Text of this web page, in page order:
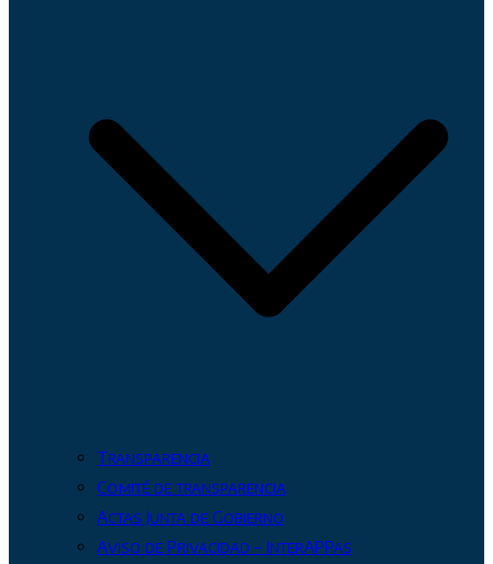
Transparencia
Comité de transparencia
Actas Junta de Gobierno
Aviso de Privacidad – InterAPPas